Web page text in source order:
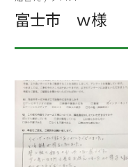
b
o
k
富士市 ｗ様